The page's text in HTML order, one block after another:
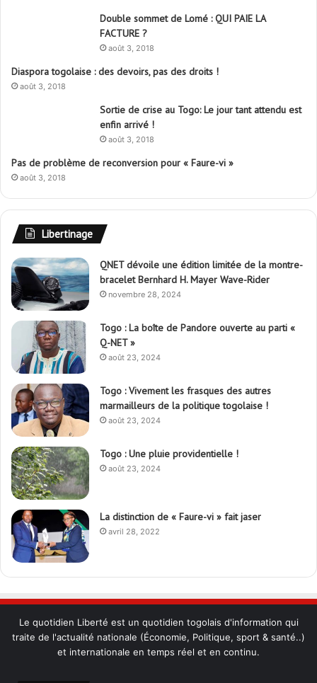
Double sommet de Lomé : QUI PAIE LA
FACTURE ?
août 3, 2018
Diaspora togolaise : des devoirs, pas des droits !
août 3, 2018
Sortie de crise au Togo: Le jour tant attendu est
enfin arrivé !
août 3, 2018
Pas de problème de reconversion pour « Faure-vi »
août 3, 2018
Libertinage
QNET dévoile une édition limitée de la montre-
bracelet Bernhard H. Mayer Wave-Rider
novembre 28, 2024
Togo : La boîte de Pandore ouverte au parti «
Q-NET »
août 23, 2024
Togo : Vivement les frasques des autres
marmailleurs de la politique togolaise !
août 23, 2024
Togo : Une pluie providentielle !
août 23, 2024
La distinction de « Faure-vi » fait jaser
avril 28, 2022
Le quotidien Liberté est un quotidien togolais d'information qui
traite de l'actualité nationale (Économie, Politique, sport & santé..)
et internationale en temps réel et en continu.